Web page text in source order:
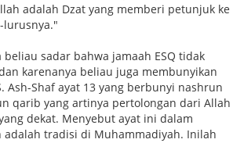
adalah Dzat yang memberi petunjuk ke
lurusnya."
sadar bahwa jamaah ESQ tidak
karenanya beliau juga membunyikan
Ash-Shaf ayat 13 yang berbunyi nashrun
qarib yang artinya pertolongan dari Allah
dekat. Menyebut ayat ini dalam
adalah tradisi di Muhammadiyah. Inilah